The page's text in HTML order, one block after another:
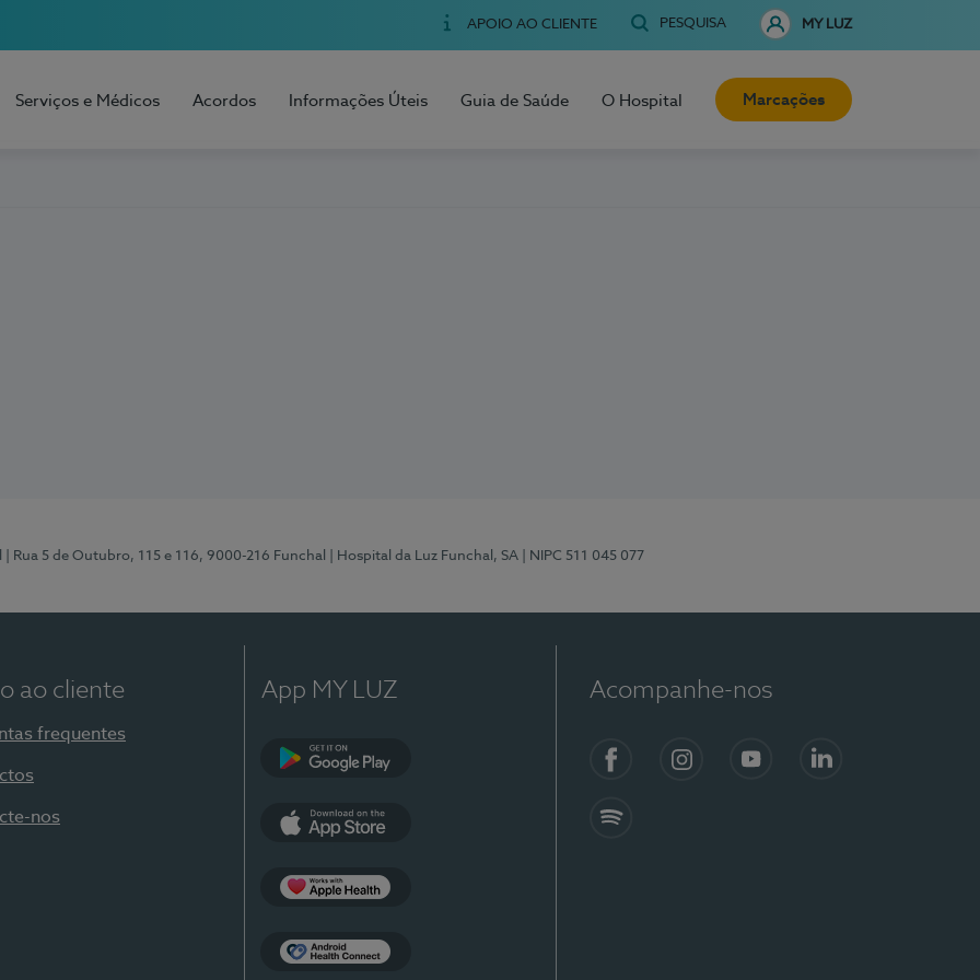
APOIO AO CLIENTE PESQUISA MY LUZ
Serviços e Médicos Acordos Informações Úteis Guia de Saúde O Hospital Marcações
| Rua 5 de Outubro, 115 e 116, 9000-216 Funchal | Hospital da Luz Funchal, SA | NIPC 511 045 077
ao cliente
frequentes
nos
App MY LUZ Acompanhe-nos